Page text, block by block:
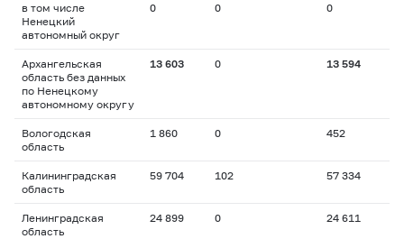
в том числе
Ненецкий
автономный округ
0 0 0
Архангельская
область без данных
по Ненецкому
автономному округу
13 603 0 13 594
Вологодская
область
1 860 0 452
Калининградская
область
59 704 102 57 334
Ленинградская
область
24 899 0 24 611